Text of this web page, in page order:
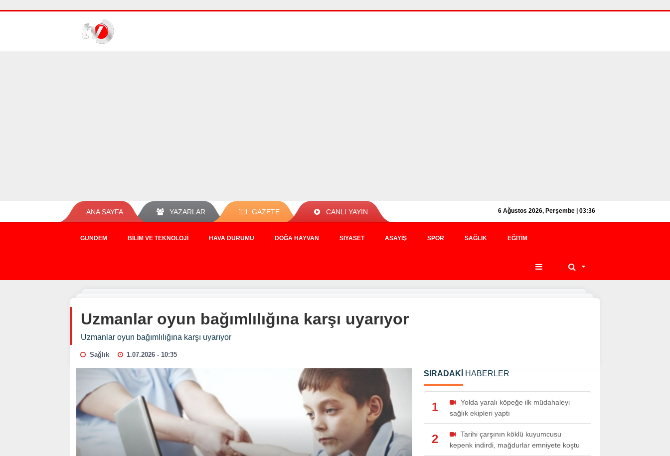
ANA SAYFA YAZARLAR GAZETE CANLI YAYIN 6 Ağustos 2026, Perşembe | 03:36
GÜNDEM BILIM VE TEKNOLOJI HAVA DURUMU DOĞA HAYVAN SIYASET ASAYIŞ SPOR SAĞLIK EĞITIM
Uzmanlar oyun bağımlılığına karşı uyarıyor
Uzmanlar oyun bağımlılığına karşı uyarıyor
Sağlık 1.07.2026 - 10:35
SIRADAKİ HABERLER
1
Yolda yaralı köpeğe ilk müdahaleyi
sağlık ekipleri yaptı
2
Tarihi çarşının köklü kuyumcusu
kepenk indirdi, mağdurlar emniyete koştu